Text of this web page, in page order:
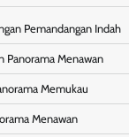
Pemandangan Indah
Panorama Menawan
Memukau
Menawan